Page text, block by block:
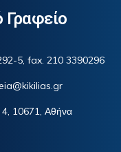
Γραφείο
5, fax. 210 3390296
4, 10671, Αθήνα